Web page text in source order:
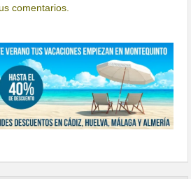
comentarios.